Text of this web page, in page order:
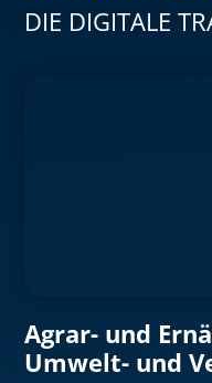
DIE DIGITALE
Agrar- und
Umwelt- und